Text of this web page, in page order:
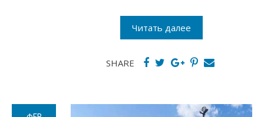
Читать далее
SHARE